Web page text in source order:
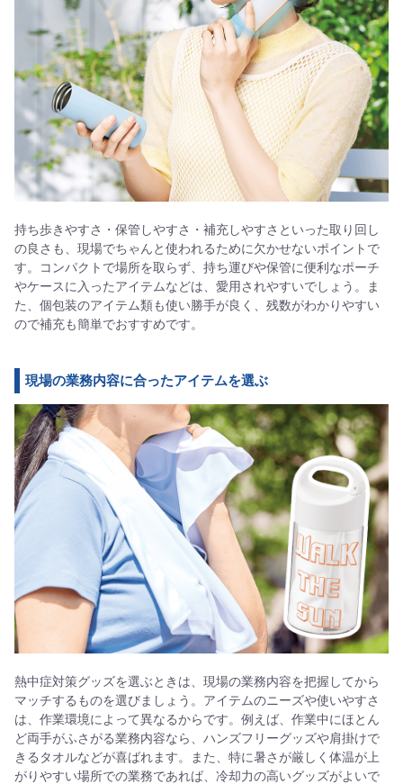
持ち歩きやすさ・保管しやすさ・補充しやすさといった取り回し
の良さも、現場でちゃんと使われるために欠かせないポイントで
す。コンパクトで場所を取らず、持ち運びや保管に便利なポーチ
やケースに入ったアイテムなどは、愛用されやすいでしょう。ま
た、個包装のアイテム類も使い勝手が良く、残数がわかりやすい
ので補充も簡単でおすすめです。
現場の業務内容に合ったアイテムを選ぶ
熱中症対策グッズを選ぶときは、現場の業務内容を把握してから
マッチするものを選びましょう。アイテムのニーズや使いやすさ
は、作業環境によって異なるからです。例えば、作業中にほとん
ど両手がふさがる業務内容なら、ハンズフリーグッズや肩掛けで
きるタオルなどが喜ばれます。また、特に暑さが厳しく体温が上
がりやすい場所での業務であれば、冷却力の高いグッズがよいで